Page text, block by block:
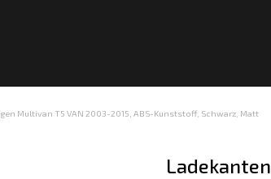
Multivan T5 VAN 2003-2015, ABS-Kunststoff, Schwarz, Matt